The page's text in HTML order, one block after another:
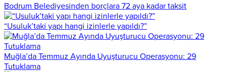
Bodrum Belediyesinden borçlara 72 aya kadar taksit
“Usuluk’taki yapı hangi izinlerle yapıldı?”
Muğla’da Temmuz Ayında Uyuşturucu Operasyonu: 29
Tutuklama